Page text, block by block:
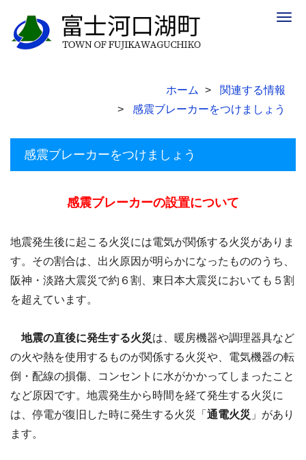
ホーム
関連する情報
感震ブレーカーをつけましょう
感震ブレーカーをつけましょう
感震ブレーカーの設置について
地震発生後に起こる火災には電気が関係する火災がありま
す。その割合は、出火原因が明らかになったもののうち、
阪神・淡路大震災で約６割、東日本大震災においても５割
を超えています。
地震の直後に発生する火災は、暖房機器や調理器具など
の火や熱を使用するものが関係する火災や、電気機器の転
倒・配線の損傷、コンセントに水がかかってしまったこと
など原因です。地震発生から時間を経て発生する火災に
は、停電が復旧した時に発生する火災「 通電火災 」があり
ます。